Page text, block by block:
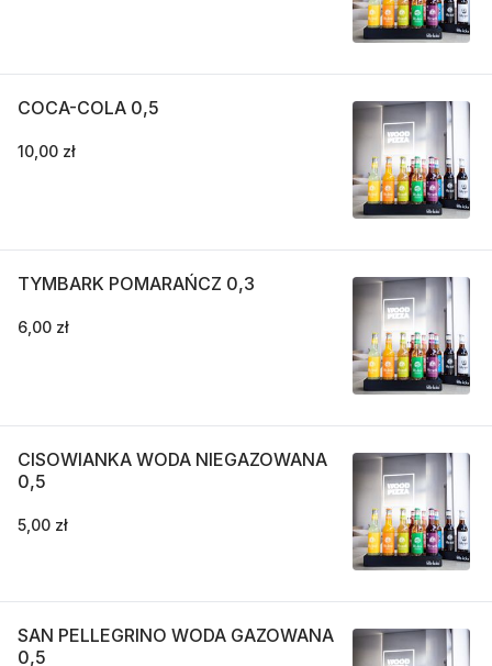
COCA-COLA 0,5
10,00 zł
TYMBARK POMARAŃCZ 0,3
6,00 zł
CISOWIANKA WODA NIEGAZOWANA
0,5
5,00 zł
SAN PELLEGRINO WODA GAZOWANA
0,5